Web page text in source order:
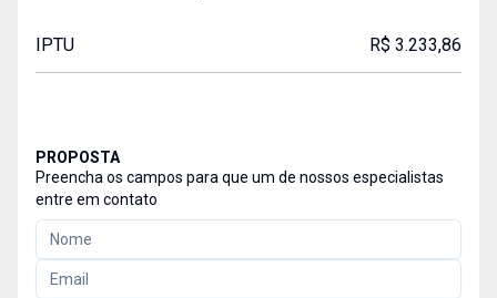
IPTU R$ 3.233,86
PROPOSTA
Preencha os campos para que um de nossos especialistas
entre em contato